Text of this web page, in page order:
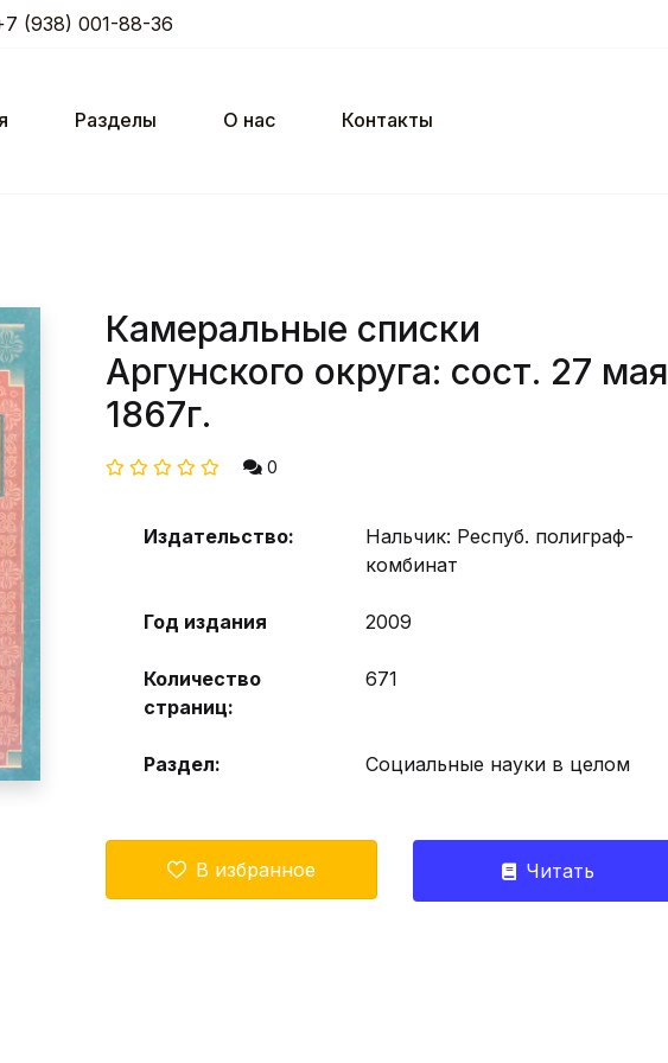
(938) 001-88-36
Разделы О нас
Контакты
Камеральные списки
Аргунского округа: сост. 27 мая
1867г.
0
Издательство:
Нальчик: Респуб. полиграф-
комбинат
Год издания 2009
Количество
страниц:
671
Раздел: Социальные науки в целом
В избранное Читать